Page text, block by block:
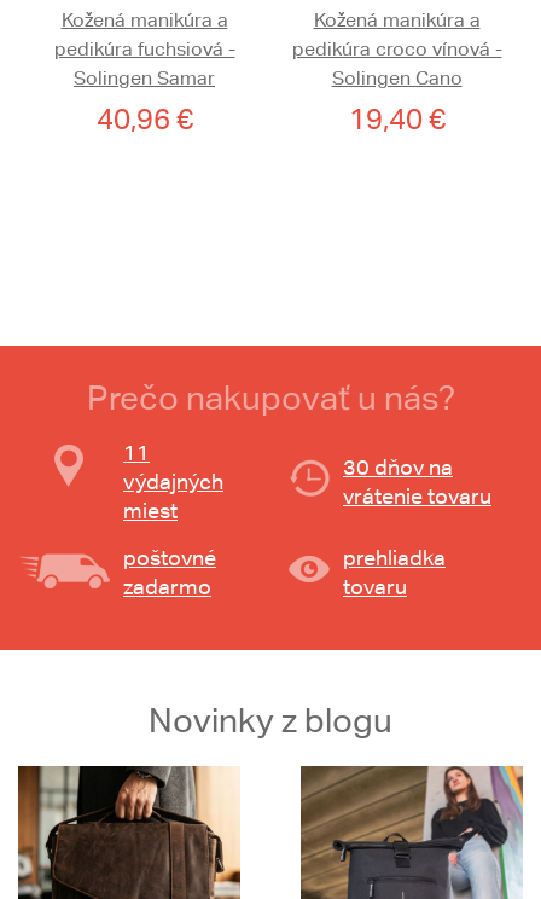
Kožená manikúra a
pedikúra fuchsiová -
Solingen Samar
40,96 €
Kožená manikúra a
pedikúra croco vínová -
Solingen Cano
19,40 €
Prečo nakupovať u nás?
11
výdajných
miest
30 dňov na
vrátenie tovaru
poštovné
zadarmo
prehliadka
tovaru
Novinky z blogu